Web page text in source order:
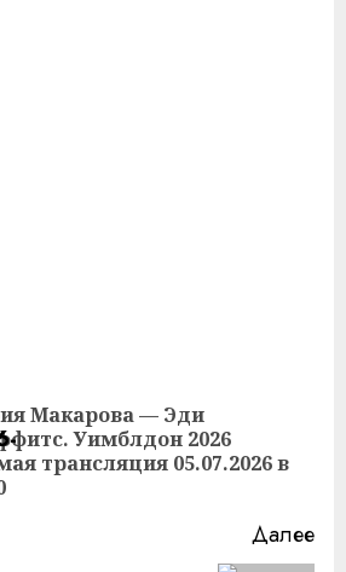
Макарова — Эди
Уимблдон 2026
трансляция 05.07.2026 в
Далее